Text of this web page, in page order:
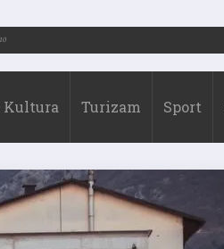
2026.)
Kultura Turizam Sport